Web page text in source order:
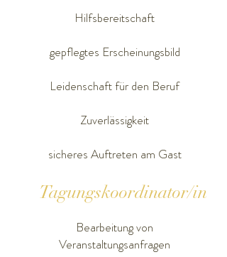
Hilfsbereitschaft
gepflegtes Erscheinungsbild
Leidenschaft für den Beruf
Zuverlässigkeit
sicheres Auftreten am Gast
Tagungskoordinator/in
Bearbeitung von
Veranstaltungsanfragen